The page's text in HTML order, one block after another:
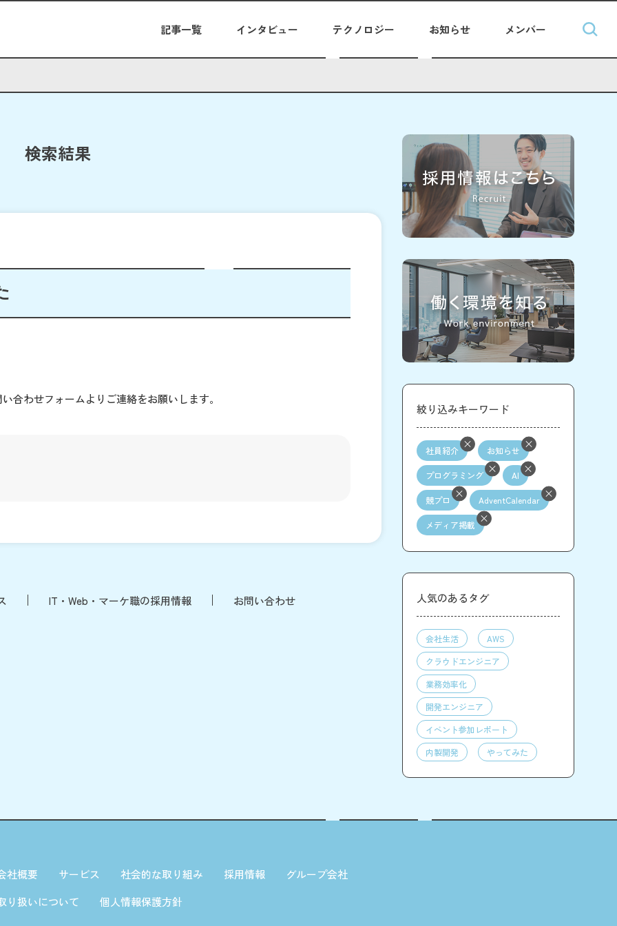
記事一覧 インタビュー テクノロジー お知らせ メンバー
検索結果
合わせフォームよりご連絡をお願いします。
IT・Web・マーケ職の採用情報 お問い合わせ
絞り込みキーワード
社員紹介 お知らせ
プログラミング AI
競プロ AdventCalendar
メディア掲載
人気のあるタグ
会社生活
AWS
クラウドエンジニア
業務効率化
開発エンジニア
イベント参加レポート
内製開発
やってみた
社概要 サービス 社会的な取り組み 採用情報
グループ会社
り扱いについて
個人情報保護方針